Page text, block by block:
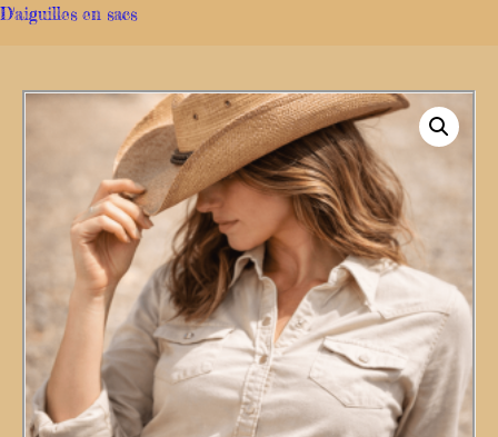
D'aiguilles en sacs